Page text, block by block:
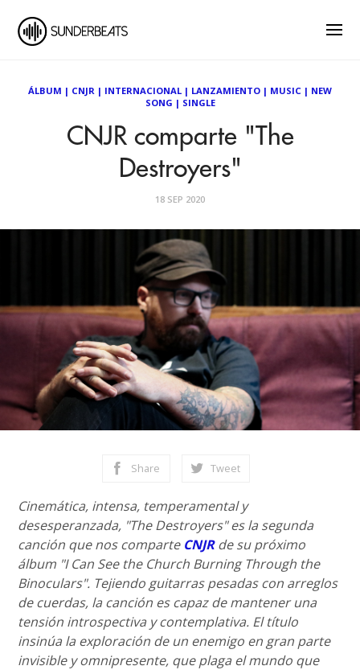
ÁLBUM | CNJR | INTERNACIONAL | LANZAMIENTO | MUSIC | NEW
SONG | SINGLE
CNJR comparte "The
Destroyers"
18 SEP 2020
Share Tweet
Cinemática, intensa, temperamental y
desesperanzada, "The Destroyers" es la segunda
canción que nos comparte CNJRde su próximo
álbum "I Can See the Church Burning Through the
Binoculars". Tejiendo guitarras pesadas con arreglos
de cuerdas, la canción es capaz de mantener una
tensión introspectiva y contemplativa. El título
insinúa la exploración de un enemigo en gran parte
invisible y omnipresente, que plaga el mundo que